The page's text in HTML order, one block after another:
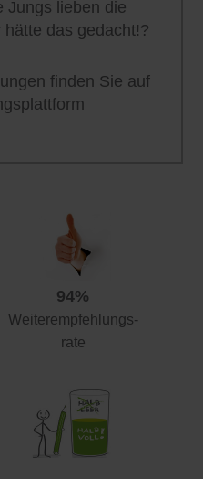
Jungs lieben die
das gedacht!?
finden Sie auf
94%
Weiterempfehlungs-
rate